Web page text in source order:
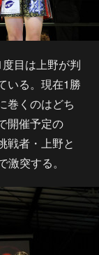
目は上野が判
いる。現在1勝
巻くのはどち
開催予定の
戦者・上野と
突する。